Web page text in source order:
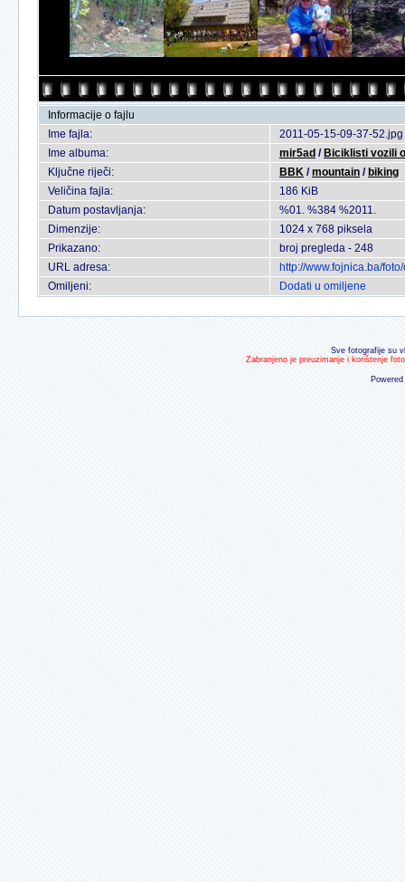
Informacije o fajlu
Ime fajla:
2011-05-15-09-37-52.jpg
Ime albuma:
mir5ad / Biciklisti vozili
Ključne riječi:
BBK /mountain / biking
Veličina fajla:
186 KiB
Datum postavljanja:
%01. %384 %2011.
Dimenzije:
1024 x 768 piksela
Prikazano:
broj pregleda - 248
URL adresa:
http://www.fojnica.ba/
Omiljeni:
Dodati u omiljene
Sve fotografije su
Zabranjeno je preuzimanje i korištenje